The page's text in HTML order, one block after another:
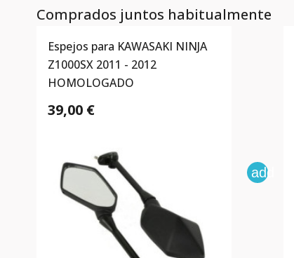
Comprados juntos habitualmente
Espejos para KAWASAKI NINJA
Z1000SX 2011 - 2012
HOMOLOGADO
39,00 €
add